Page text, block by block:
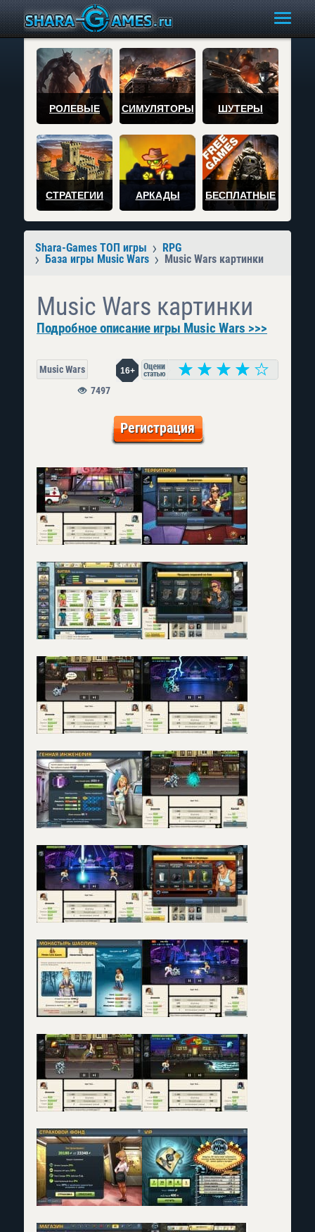
РОЛЕВЫЕ СИМУЛЯТОРЫ ШУТЕРЫ
СТРАТЕГИИ АРКАДЫ БЕСПЛАТНЫЕ
Shara-Games ТОП игры
RPG
База игры Music Wars
Music Wars картинки
Music Wars картинки
Подробное описание игры Music Wars >>>
Music Wars 16+
7497
Регистрация